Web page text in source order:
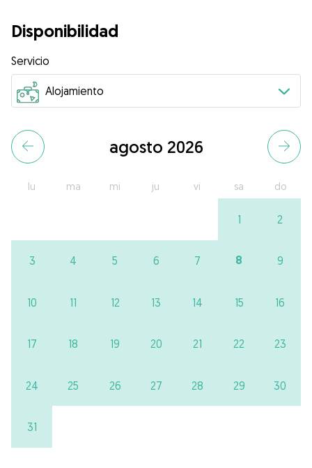
Disponibilidad
Servicio
agosto 2026
lu ma mi ju vi sa do
1 2
3 4 5 6 7 8 9
10 11 12 13 14 15 16
17 18 19 20 21 22 23
24 25 26 27 28 29 30
31